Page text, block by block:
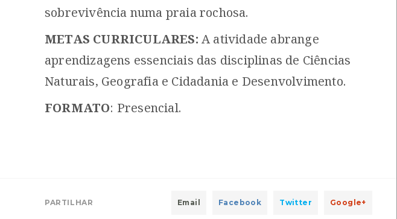
sobrevivência numa praia rochosa.
METAS CURRICULARES: A atividade abrange
aprendizagens essenciais das disciplinas de Ciências
Naturais, Geografia e Cidadania e Desenvolvimento.
FORMATO: Presencial.
PARTILHAR Email Facebook Twitter Google+